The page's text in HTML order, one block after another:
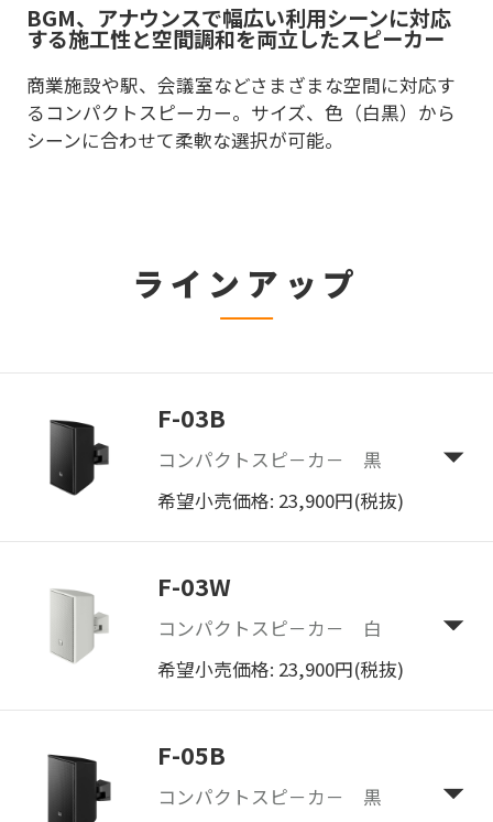
BGM、アナウンスで幅広い利用シーンに対応
する施工性と空間調和を両立したスピーカー
商業施設や駅、会議室などさまざまな空間に対応す
るコンパクトスピーカー。サイズ、色（白黒）から
シーンに合わせて柔軟な選択が可能。
ラインアップ
F-03B
コンパクトスピ－カ－ 黒
希望小売価格: 23,900円(税抜)
F-03W
コンパクトスピ－カ－ 白
希望小売価格: 23,900円(税抜)
F-05B
コンパクトスピ－カ－ 黒